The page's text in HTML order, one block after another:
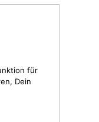
für
Dein